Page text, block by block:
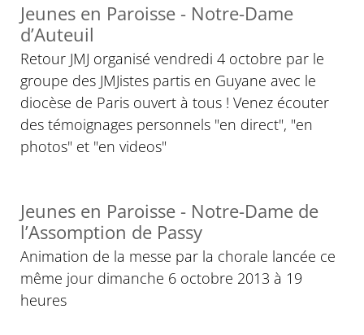
Jeunes en Paroisse - Notre-Dame
d’Auteuil
Retour JMJ organisé vendredi 4 octobre par le
groupe des JMJistes partis en Guyane avec le
diocèse de Paris ouvert à tous ! Venez écouter
des témoignages personnels "en direct", "en
photos" et "en videos"
Jeunes en Paroisse - Notre-Dame de
l’Assomption de Passy
Animation de la messe par la chorale lancée ce
même jour dimanche 6 octobre 2013 à 19
heures